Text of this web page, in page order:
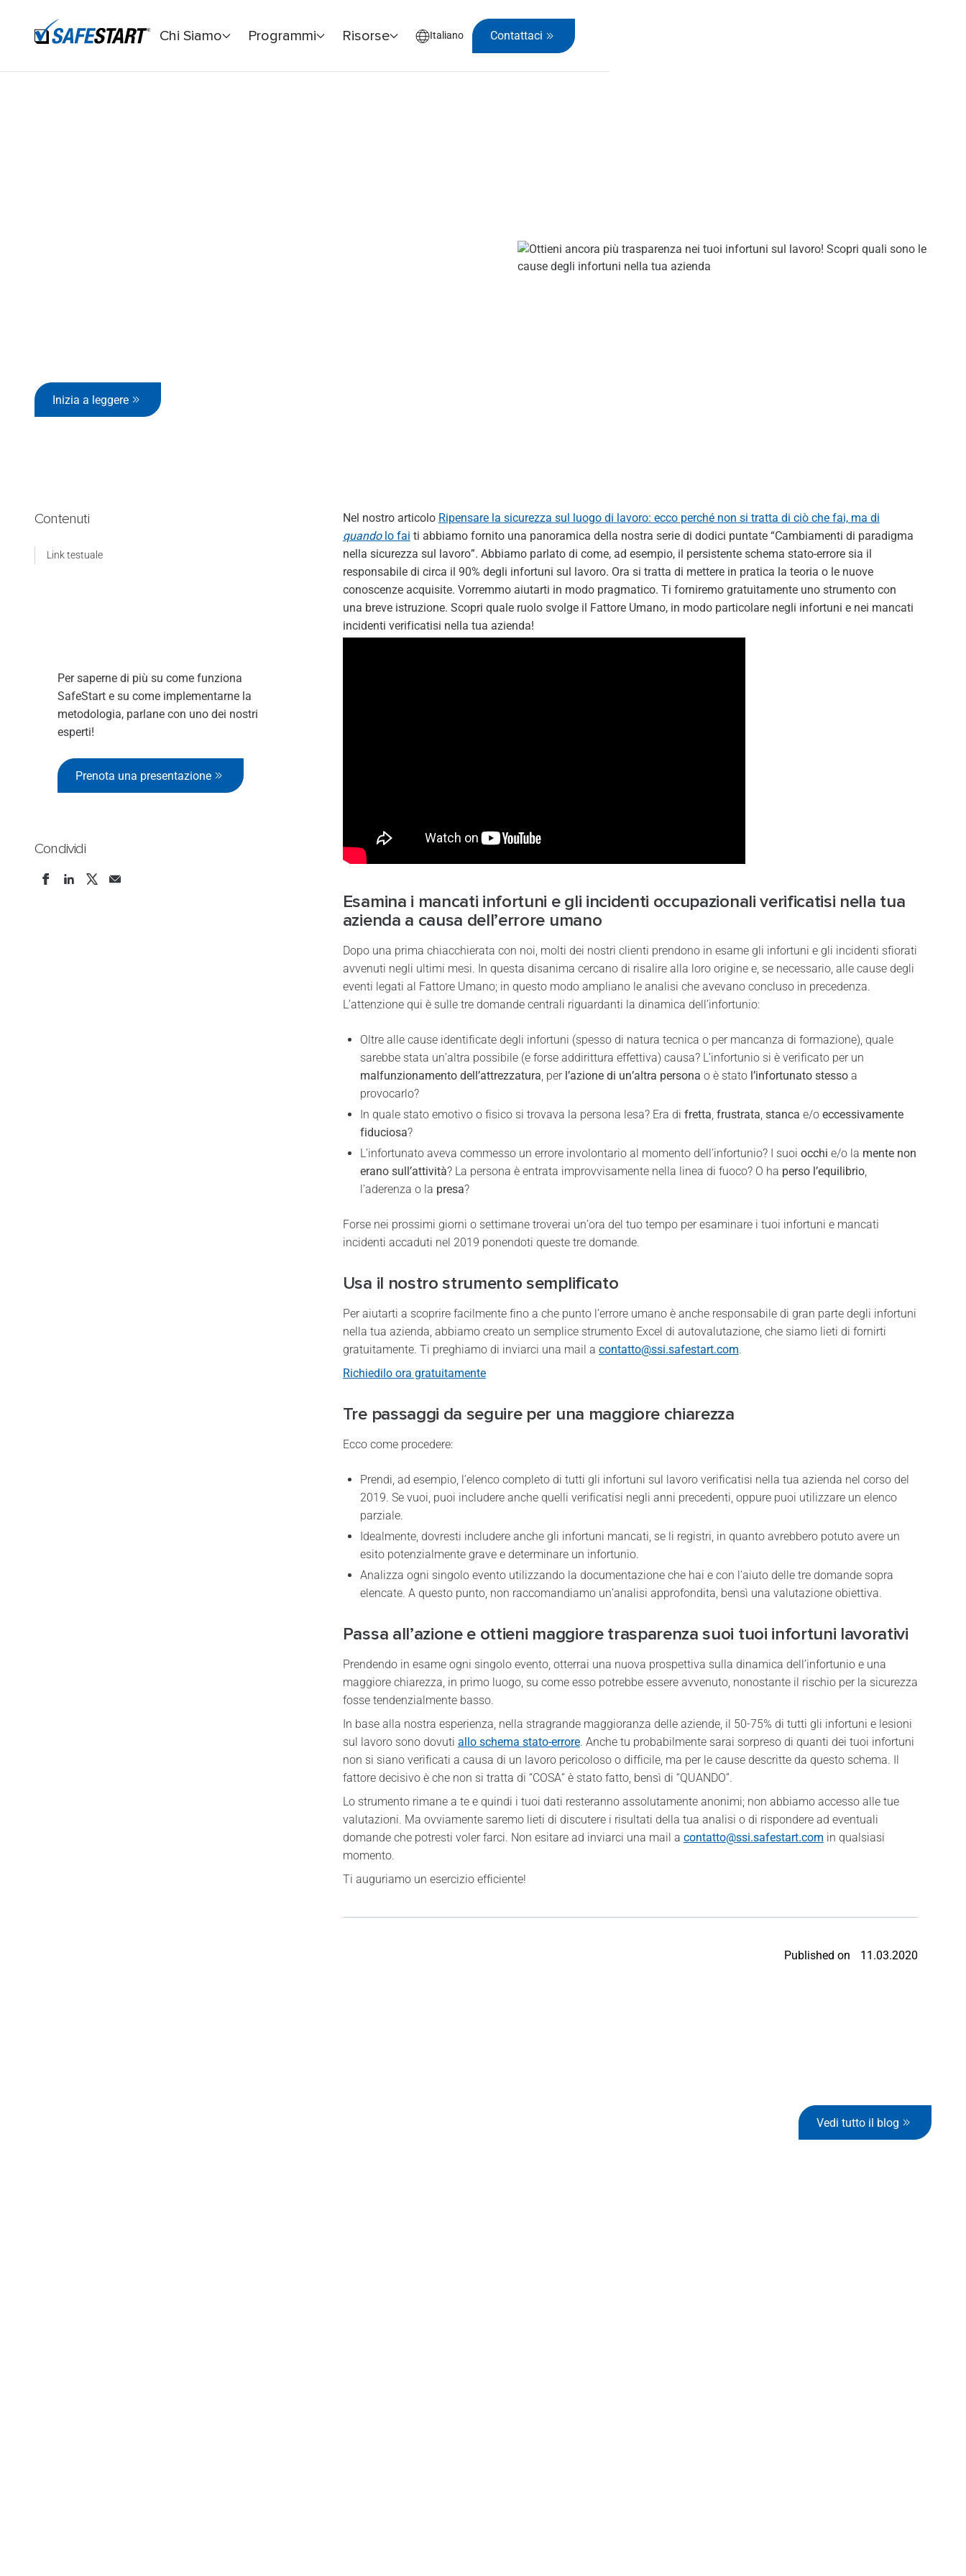
Chi Siamo Programmi Risorse Italiano
Contattaci
Ottieni ancora più trasparenza nei tuoi infortuni sul lavoro! Scopri quali sono le cause degli infortuni nella tua azienda
Inizia a leggere
Contenuti
Link testuale
Per saperne di più su come funziona
SafeStart e su come implementarne la
metodologia, parlane con uno dei nostri
esperti!
Prenota una presentazione
Condividi
Nel nostro articolo Ripensare la sicurezza sul luogo di lavoro: ecco perché non si tratta di ciò che fai, ma di
quandolo fai ti abbiamo fornito una panoramica della nostra serie di dodici puntate “Cambiamenti di paradigma
nella sicurezza sul lavoro”. Abbiamo parlato di come, ad esempio, il persistente schema stato-errore sia il
responsabile di circa il 90% degli infortuni sul lavoro. Ora si tratta di mettere in pratica la teoria o le nuove
conoscenze acquisite. Vorremmo aiutarti in modo pragmatico. Ti forniremo gratuitamente uno strumento con
una breve istruzione. Scopri quale ruolo svolge il Fattore Umano, in modo particolare negli infortuni e nei mancati
incidenti verificatisi nella tua azienda!
Esamina i mancati infortuni e gli incidenti occupazionali verificatisi nella tua
azienda a causa dell’errore umano
Dopo una prima chiacchierata con noi, molti dei nostri clienti prendono in esame gli infortuni e gli incidenti sfiorati
avvenuti negli ultimi mesi. In questa disanima cercano di risalire alla loro origine e, se necessario, alle cause degli
eventi legati al Fattore Umano; in questo modo ampliano le analisi che avevano concluso in precedenza.
L’attenzione qui è sulle tre domande centrali riguardanti la dinamica dell’infortunio:
Oltre alle cause identificate degli infortuni (spesso di natura tecnica o per mancanza di formazione), quale
sarebbe stata un’altra possibile (e forse addirittura effettiva) causa? L’infortunio si è verificato per un
malfunzionamento dell’attrezzatura, per l’azione di un’altra persona o è stato l’infortunato stessoa
provocarlo?
In quale stato emotivo o fisico si trovava la persona lesa? Era di fretta, frustrata, stanca e/o eccessivamente
fiduciosa?
L’infortunato aveva commesso un errore involontario al momento dell’infortunio? I suoi occhi e/o la mente non
erano sull’attività? La persona è entrata improvvisamente nella linea di fuoco? O ha perso l’equilibrio,
l’aderenza o la presa?
Forse nei prossimi giorni o settimane troverai un’ora del tuo tempo per esaminare i tuoi infortuni e mancati
incidenti accaduti nel 2019 ponendoti queste tre domande.
Usa il nostro strumento semplificato
Per aiutarti a scoprire facilmente fino a che punto l’errore umano è anche responsabile di gran parte degli infortuni
nella tua azienda, abbiamo creato un semplice strumento Excel di autovalutazione, che siamo lieti di fornirti
gratuitamente. Ti preghiamo di inviarci una mail a contatto@ssi.safestart.com.
Richiedilo ora gratuitamente
Tre passaggi da seguire per una maggiore chiarezza
Ecco come procedere:
Prendi, ad esempio, l’elenco completo di tutti gli infortuni sul lavoro verificatisi nella tua azienda nel corso del
2019. Se vuoi, puoi includere anche quelli verificatisi negli anni precedenti, oppure puoi utilizzare un elenco
parziale.
Idealmente, dovresti includere anche gli infortuni mancati, se li registri, in quanto avrebbero potuto avere un
esito potenzialmente grave e determinare un infortunio.
Analizza ogni singolo evento utilizzando la documentazione che hai e con l’aiuto delle tre domande sopra
elencate. A questo punto, non raccomandiamo un’analisi approfondita, bensì una valutazione obiettiva.
Passa all’azione e ottieni maggiore trasparenza suoi tuoi infortuni lavorativi
Prendendo in esame ogni singolo evento, otterrai una nuova prospettiva sulla dinamica dell’infortunio e una
maggiore chiarezza, in primo luogo, su come esso potrebbe essere avvenuto, nonostante il rischio per la sicurezza
fosse tendenzialmente basso.
In base alla nostra esperienza, nella stragrande maggioranza delle aziende, il 50-75% di tutti gli infortuni e lesioni
sul lavoro sono dovuti allo schema stato-errore. Anche tu probabilmente sarai sorpreso di quanti dei tuoi infortuni
non si siano verificati a causa di un lavoro pericoloso o difficile, ma per le cause descritte da questo schema. Il
fattore decisivo è che non si tratta di “COSA” è stato fatto, bensì di “QUANDO”.
Lo strumento rimane a te e quindi i tuoi dati resteranno assolutamente anonimi; non abbiamo accesso alle tue
valutazioni. Ma ovviamente saremo lieti di discutere i risultati della tua analisi o di rispondere ad eventuali
domande che potresti voler farci. Non esitare ad inviarci una mail a contatto@ssi.safestart.com in qualsiasi
momento.
Ti auguriamo un esercizio efficiente!
Published on 11.03.2020
Vedi tutto il blog